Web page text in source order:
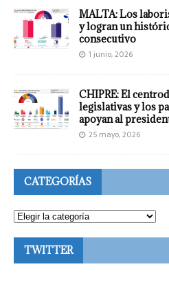
MALTA: Los
y logran un
consecutivo
1 junio, 2026
CHIPRE: El
legislativas y los
apoyan al
25 mayo, 2026
CATEGORÍAS
TWITTER